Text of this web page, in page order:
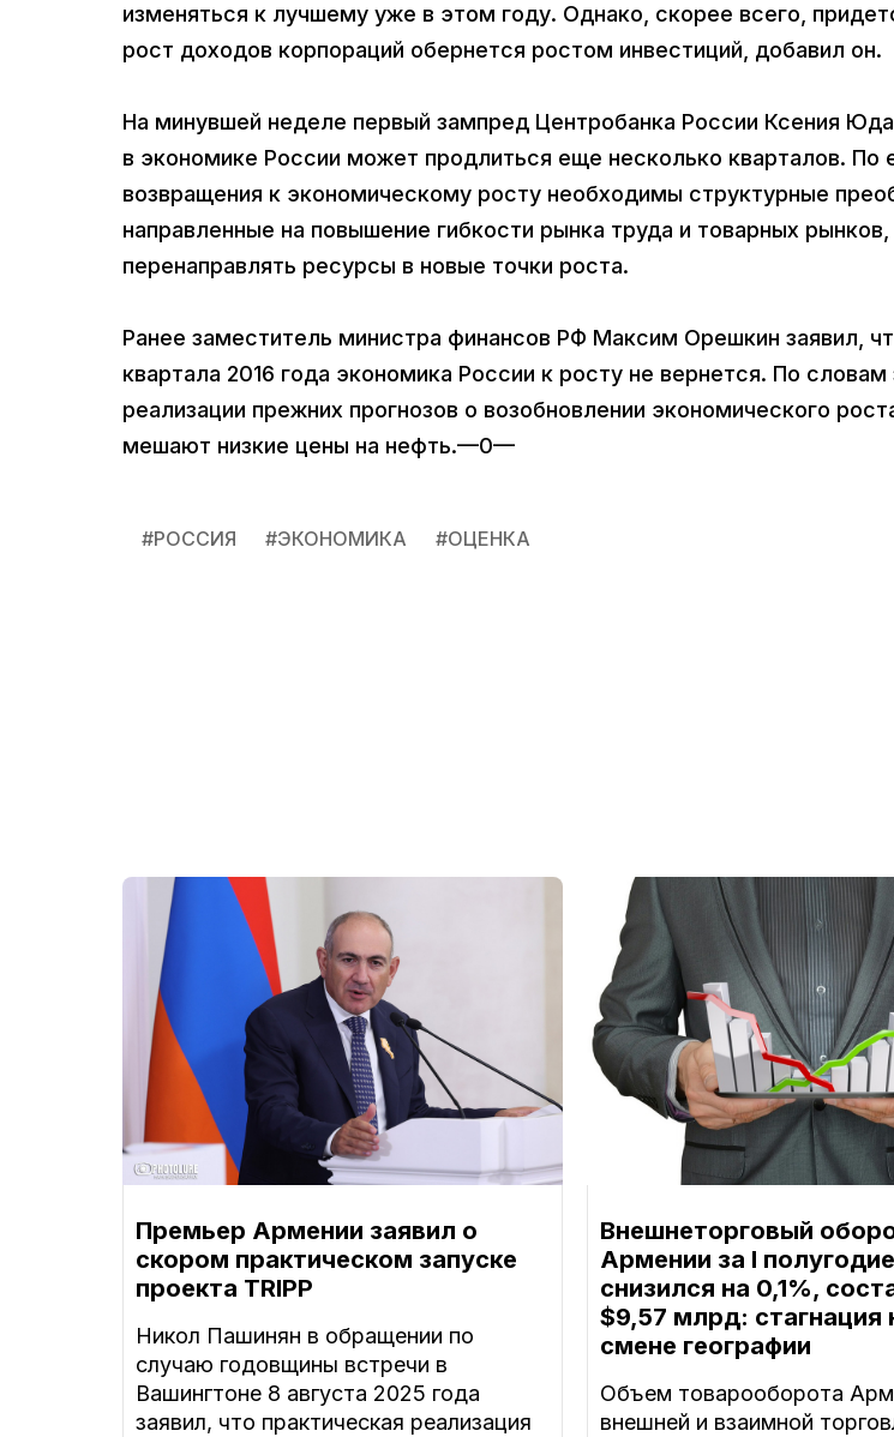
изменяться к лучшему уже в этом году. Однако, скорее всего,
рост доходов корпораций обернется ростом инвестиций, добавил он.
На минувшей неделе первый зампред Центробанка России Ксения
в экономике России может продлиться еще несколько кварталов. По
возвращения к экономическому росту необходимы структурные
направленные на повышение гибкости рынка труда и товарных
перенаправлять ресурсы в новые точки роста.
Ранее заместитель министра финансов РФ Максим Орешкин заявил,
квартала 2016 года экономика России к росту не вернется. По
реализации прежних прогнозов о возобновлении экономического
мешают низкие цены на нефть.—0—
#РОССИЯ #ЭКОНОМИКА #ОЦЕНКА
Премьер Армении заявил о
скором практическом запуске
проекта TRIPP
Никол Пашинян в обращении по
случаю годовщины встречи в
Вашингтоне 8 августа 2025 года
заявил, что практическая реализация
Внешнеторговый
Армении за I полугодие
снизился на 0,1%,
$9,57 млрд: стагнация
смене географии
Объем товарооборота
внешней и взаимной